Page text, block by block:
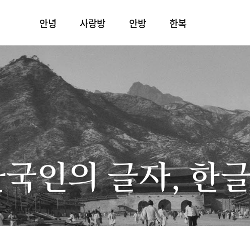
안녕 사랑방 안방 한복
인의 글자, 한